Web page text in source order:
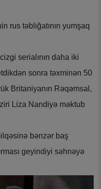
rus təbliğatının yumşaq
serialının daha iki
sonra təxminən 50
Britaniyanın Rəqəmsal,
Liza Nandiyə məktub
bənzər baş
geyindiyi səhnəyə